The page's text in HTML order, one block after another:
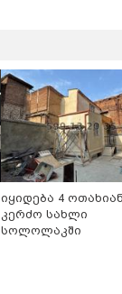
იყიდება 4
კერძო სახლი
სოლოლაკში